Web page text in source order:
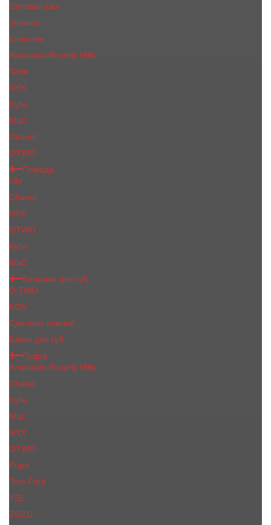
Christian Dior
Versace
Lancome
Anastasia Beverly Hills
Tarte
NYX
Kylie
MaC
Сhanеl
OTWO
Помада
Lily
Chanel
NYX
OTWO
Kylie
МаС
Бальзам для губ
O.TWO
EOS
Сделано пчелой
Блеск для губ
Пудра
Anastasia Beverly Hills
Chanel
Kylie
MaC
NYX
OTWO
Pupa
Tom Ford
YSL
ZOZU